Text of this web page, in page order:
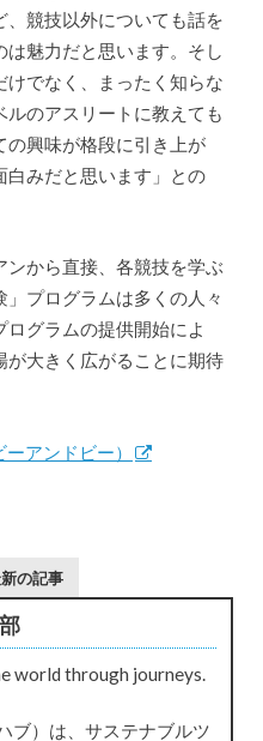
、競技以外についても話を
魅力だと思います。そし
でなく、まったく知らな
のアスリートに教えても
の興味が格段に引き上が
白みだと思います」との
ンから直接、各競技を学ぶ
プログラムは多くの人々
グラムの提供開始によ
が大きく広がることに期待
アンドビー）
の記事
world through journeys.
ブ）は、サステナブルツ